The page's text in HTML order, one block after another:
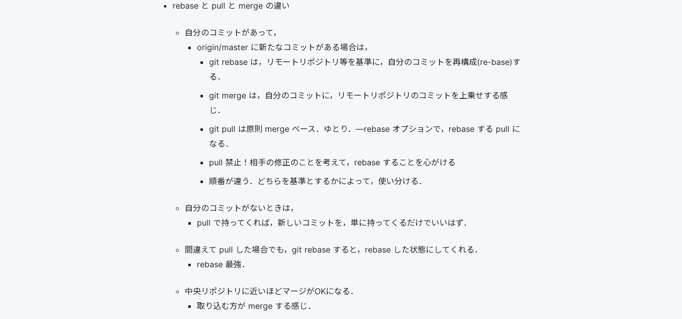
rebase と pull と merge の違い
自分のコミットがあって，
origin/master に新たなコミットがある場合は，
git rebase は，リモートリポジトリ等を基準に，自分のコミットを再構成(re-base)す
る．
git merge は，自分のコミットに，リモートリポジトリのコミットを上乗せする感
じ．
git pull は原則 merge ベース．ゆとり．—rebase オプションで，rebase する pull に
なる．
pull 禁止！相手の修正のことを考えて，rebase することを心がける
順番が違う．どちらを基準とするかによって，使い分ける．
自分のコミットがないときは，
pull で持ってくれば，新しいコミットを，単に持ってくるだけでいいはず．
間違えて pull した場合でも，git rebase すると，rebase した状態にしてくれる．
rebase 最強．
中央リポジトリに近いほどマージがOKになる．
取り込む方が merge する感じ．